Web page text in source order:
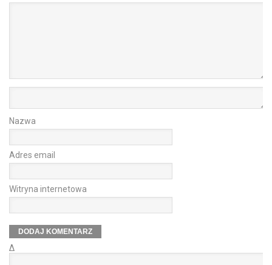
Nazwa
Adres email
Witryna internetowa
Δ